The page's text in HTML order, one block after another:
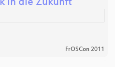
in die Zukunft
FrOSCon 2011